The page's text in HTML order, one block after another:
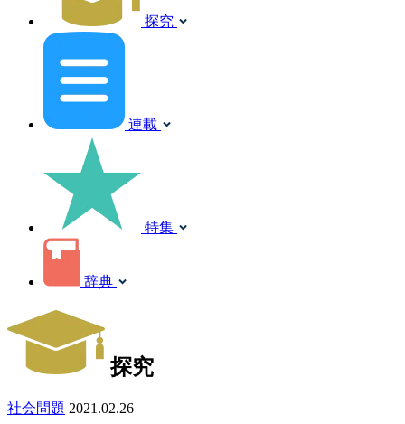
探究
連載
特集
辞典
探究
社会問題 2021.02.26